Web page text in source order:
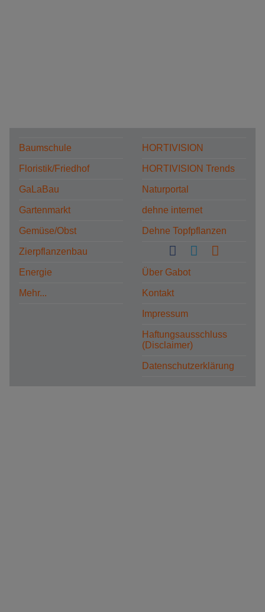
Baumschule
Floristik/Friedhof
GaLaBau
Gartenmarkt
Gemüse/Obst
Zierpflanzenbau
Energie
Mehr...
HORTIVISION
HORTIVISION Trends
Naturportal
dehne internet
Dehne Topfpflanzen
Über Gabot
Kontakt
Impressum
Haftungsausschluss
(Disclaimer)
Datenschutzerklärung